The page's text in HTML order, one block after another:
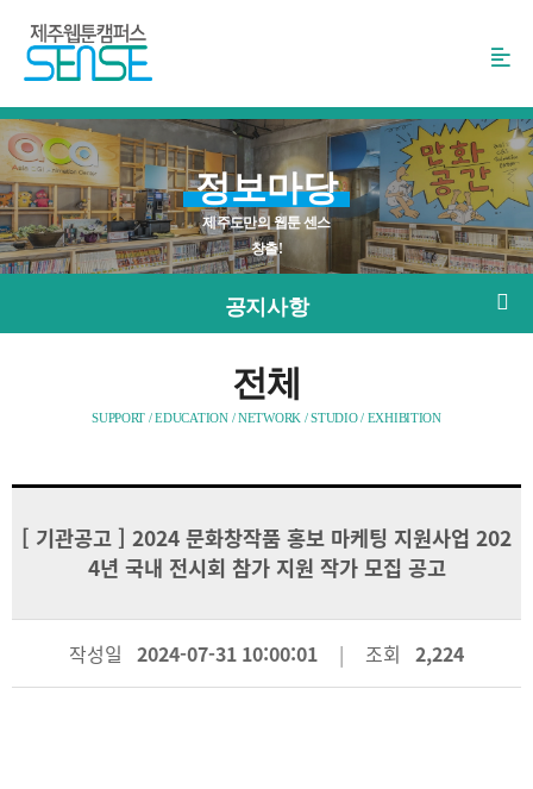
로
가
기
정보마당
제주도만의 웹툰 센스
창출!
공지사항
전체
SUPPORT / EDUCATION / NETWORK / STUDIO / EXHIBITION
[ 기관공고] 2024 문화창작품 홍보 마케팅 지원사업 202
4년 국내 전시회 참가 지원 작가 모집 공고
작성일 2024-07-31 10:00:01 조회 2,224